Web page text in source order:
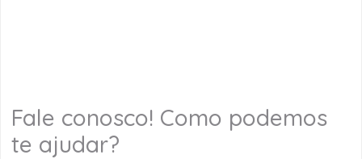
Fale conosco! Como podemos
te ajudar?